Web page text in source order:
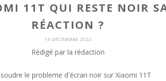
11T QUI RESTE NOIR
RÉACTION ?
19 DÉCEMBRE 2022
Rédigé par la rédaction